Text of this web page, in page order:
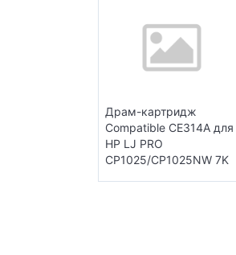
Драм-картридж
Compatible CE314A для
HP LJ PRO
CP1025/CP1025NW 7K